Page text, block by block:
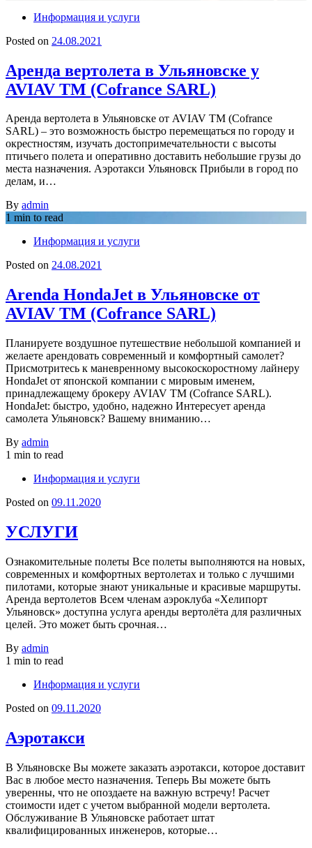
Информация и услуги
Posted on 24.08.2021
Аренда вертолета в Ульяновске у
AVIAV TM (Cofrance SARL)
Аренда вертолета в Ульяновске от AVIAV TM (Cofrance
SARL) – это возможность быстро перемещаться по городу и
окрестностям, изучать достопримечательности с высоты
птичьего полета и оперативно доставить небольшие грузы до
места назначения. Аэротакси Ульяновск Прибыли в город по
делам, и…
By admin
1 min to read
Информация и услуги
Posted on 24.08.2021
Arenda HondaJet в Ульяновске от
AVIAV TM (Cofrance SARL)
Планируете воздушное путешествие небольшой компанией и
желаете арендовать современный и комфортный самолет?
Присмотритесь к маневренному высокоскоростному лайнеру
HondaJet от японской компании с мировым именем,
принадлежащему брокеру AVIAV TM (Cofrance SARL).
HondaJet: быстро, удобно, надежно Интересует аренда
самолета Ульяновск? Вашему вниманию…
By admin
1 min to read
Информация и услуги
Posted on 09.11.2020
УСЛУГИ
Ознакомительные полеты Все полеты выполняются на новых,
современных и комфортных вертолетах и только с лучшими
пилотами, которые знают уникальные и красивые маршруты.
Аренда вертолетов Всем членам аэроклуба «Хелипорт
Ульяновск» доступна услуга аренды вертолёта для различных
целей. Это может быть срочная…
By admin
1 min to read
Информация и услуги
Posted on 09.11.2020
Аэротакси
В Ульяновске Вы можете заказать аэротакси, которое доставит
Вас в любое место назначения. Теперь Вы можете быть
уверенны, что не опоздаете на важную встречу! Расчет
стоимости идет с учетом выбранной модели вертолета.
Обслуживание В Ульяновске работает штат
квалифицированных инженеров, которые…